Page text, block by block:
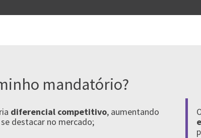
mandatório?
diferencial competitivo, aumentando
destacar no mercado;